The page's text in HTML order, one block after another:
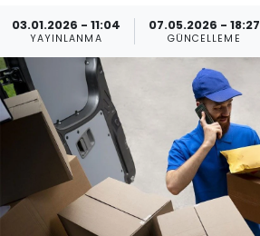
03.01.2026 - 11:04
YAYINLANMA
07.05.2026 - 18:27
GÜNCELLEME
Teknoloji
Resmi İlanlar
Yaşam
Künye
Gizlilik Sözleşmesi
İletişim